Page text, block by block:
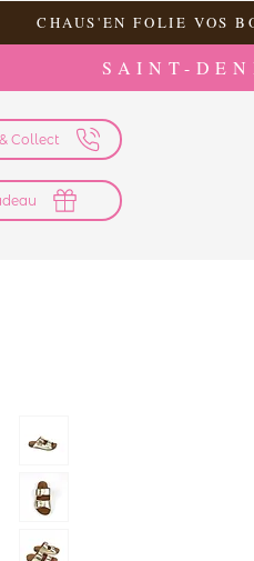
CHAUS'EN FOLIE VOS
SAINT-
Collect